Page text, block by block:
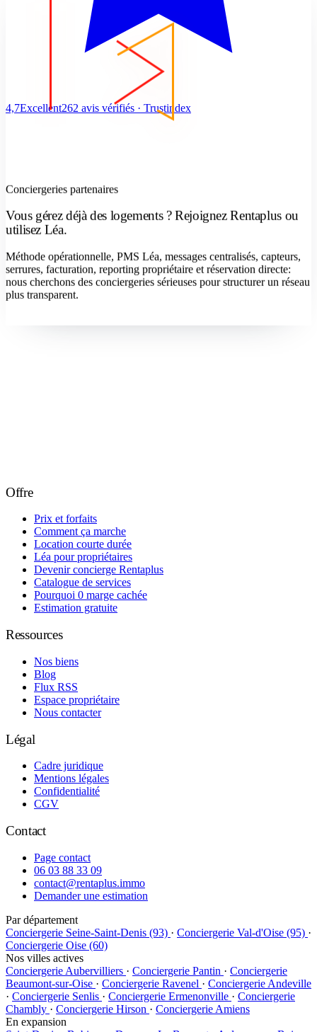
4,7Excellent262 avis vérifiés · Trustindex
Conciergeries partenaires
Vous gérez déjà des logements ? Rejoignez Rentaplus ou
utilisez Léa.
Méthode opérationnelle, PMS Léa, messages centralisés, capteurs,
serrures, facturation, reporting propriétaire et réservation directe:
nous cherchons des conciergeries sérieuses pour structurer un réseau
plus transparent.
Offre
Prix et forfaits
Comment ça marche
Location courte durée
Léa pour propriétaires
Devenir concierge Rentaplus
Catalogue de services
Pourquoi 0 marge cachée
Estimation gratuite
Ressources
Nos biens
Blog
Flux RSS
Espace propriétaire
Nous contacter
Légal
Cadre juridique
Mentions légales
Confidentialité
CGV
Contact
Page contact
06 03 88 33 09
contact@rentaplus.immo
Demander une estimation
Par département
Conciergerie Seine-Saint-Denis (93) · Conciergerie Val-d'Oise (95) ·
Conciergerie Oise (60)
Nos villes actives
Conciergerie Aubervilliers · Conciergerie Pantin · Conciergerie
Beaumont-sur-Oise · Conciergerie Ravenel · Conciergerie Andeville
· Conciergerie Senlis · Conciergerie Ermenonville · Conciergerie
Chambly · Conciergerie Hirson · Conciergerie Amiens
En expansion